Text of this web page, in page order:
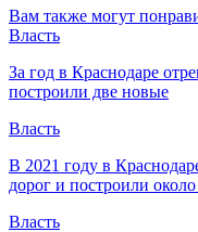
Вам также могут
Власть
За год в Краснодаре
построили две новые
Власть
В 2021 году в
дорог и построили
Власть